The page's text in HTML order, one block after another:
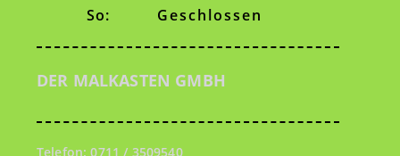
So:
Geschlossen
DER MALKASTEN GMBH
Telefon:0711 / 3509540